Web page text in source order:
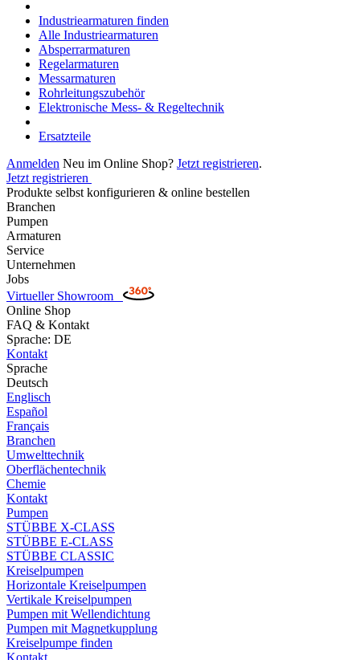
Industriearmaturen finden
Alle Industriearmaturen
Absperrarmaturen
Regelarmaturen
Messarmaturen
Rohrleitungszubehör
Elektronische Mess- & Regeltechnik
Ersatzteile
Anmelden Neu im Online Shop? Jetzt registrieren.
Jetzt registrieren
Produkte selbst konfigurieren & online bestellen
Branchen
Pumpen
Armaturen
Service
Unternehmen
Jobs
Virtueller Showroom
Online Shop
FAQ & Kontakt
Sprache: DE
Kontakt
Sprache
Deutsch
Englisch
Español
Français
Branchen
Umwelttechnik
Oberflächentechnik
Chemie
Kontakt
Pumpen
STÜBBE X-CLASS
STÜBBE E-CLASS
STÜBBE CLASSIC
Kreiselpumpen
Horizontale Kreiselpumpen
Vertikale Kreiselpumpen
Pumpen mit Wellendichtung
Pumpen mit Magnetkupplung
Kreiselpumpe finden